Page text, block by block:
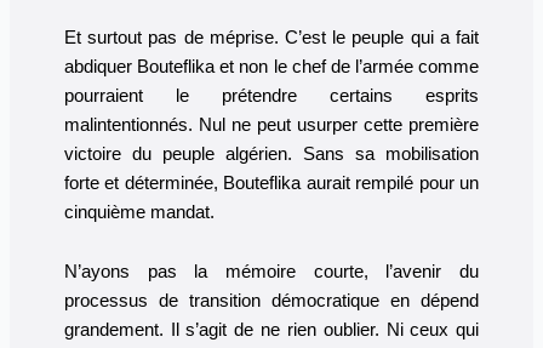
Et surtout pas de méprise. C’est le peuple qui a fait
abdiquer Bouteflika et non le chef de l’armée comme
pourraient le prétendre certains esprits
malintentionnés. Nul ne peut usurper cette première
victoire du peuple algérien. Sans sa mobilisation
forte et déterminée, Bouteflika aurait rempilé pour un
cinquième mandat.
N’ayons pas la mémoire courte, l’avenir du
processus de transition démocratique en dépend
grandement. Il s’agit de ne rien oublier. Ni ceux qui